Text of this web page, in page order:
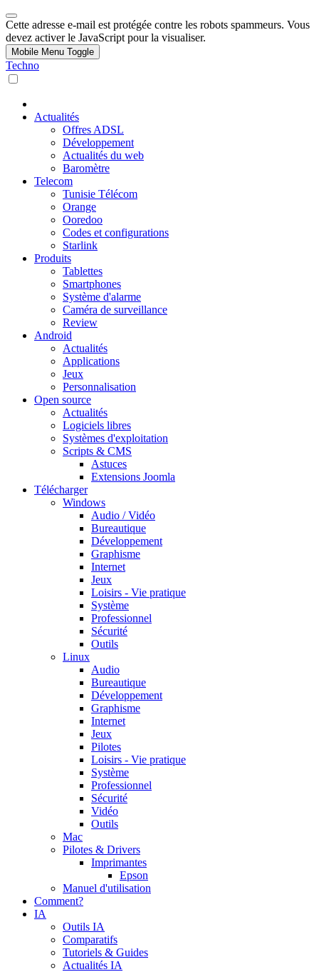
Cette adresse e-mail est protégée contre les robots spammeurs. Vous
devez activer le JavaScript pour la visualiser.
Mobile Menu Toggle
Techno
Actualités
Offres ADSL
Développement
Actualités du web
Baromètre
Telecom
Tunisie Télécom
Orange
Ooredoo
Codes et configurations
Starlink
Produits
Tablettes
Smartphones
Système d'alarme
Caméra de surveillance
Review
Android
Actualités
Applications
Jeux
Personnalisation
Open source
Actualités
Logiciels libres
Systèmes d'exploitation
Scripts & CMS
Astuces
Extensions Joomla
Télécharger
Windows
Audio / Vidéo
Bureautique
Développement
Graphisme
Internet
Jeux
Loisirs - Vie pratique
Système
Professionnel
Sécurité
Outils
Linux
Audio
Bureautique
Développement
Graphisme
Internet
Jeux
Pilotes
Loisirs - Vie pratique
Système
Professionnel
Sécurité
Vidéo
Outils
Mac
Pilotes & Drivers
Imprimantes
Epson
Manuel d'utilisation
Comment?
IA
Outils IA
Comparatifs
Tutoriels & Guides
Actualités IA